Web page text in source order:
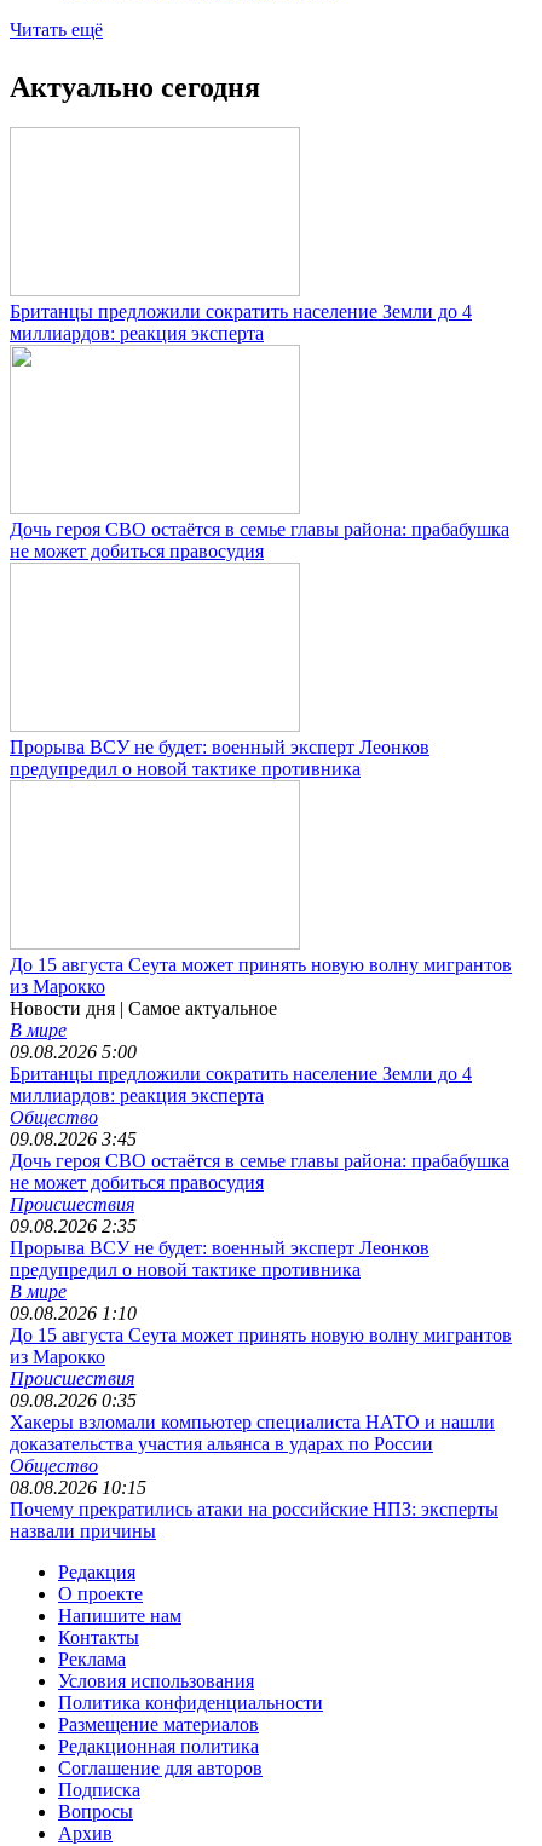
Читать ещё
Актуально сегодня
Британцы предложили сократить население Земли до 4
миллиардов: реакция эксперта
Дочь героя СВО остаётся в семье главы района: прабабушка
не может добиться правосудия
Прорыва ВСУ не будет: военный эксперт Леонков
предупредил о новой тактике противника
До 15 августа Сеута может принять новую волну мигрантов
из Марокко
Новости дня | Самое актуальное
В мире
09.08.2026 5:00
Британцы предложили сократить население Земли до 4
миллиардов: реакция эксперта
Общество
09.08.2026 3:45
Дочь героя СВО остаётся в семье главы района: прабабушка
не может добиться правосудия
Происшествия
09.08.2026 2:35
Прорыва ВСУ не будет: военный эксперт Леонков
предупредил о новой тактике противника
В мире
09.08.2026 1:10
До 15 августа Сеута может принять новую волну мигрантов
из Марокко
Происшествия
09.08.2026 0:35
Хакеры взломали компьютер специалиста НАТО и нашли
доказательства участия альянса в ударах по России
Общество
08.08.2026 10:15
Почему прекратились атаки на российские НПЗ: эксперты
назвали причины
Редакция
О проекте
Напишите нам
Контакты
Реклама
Условия использования
Политика конфиденциальности
Размещение материалов
Редакционная политика
Соглашение для авторов
Подписка
Вопросы
Архив